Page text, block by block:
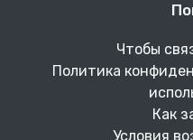
Чтобы
Политика
Как
Условия